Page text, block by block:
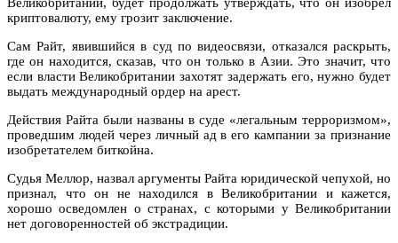
криптовалюту, ему грозит заключение.
Сам Райт, явившийся в суд по видеосвязи, отказался раскрыть,
где он находится, сказав, что он только в Азии. Это значит, что
если власти Великобритании захотят задержать его, нужно будет
выдать международный ордер на арест.
Действия Райта были названы в суде «легальным терроризмом»,
проведшим людей через личный ад в его кампании за признание
изобретателем биткойна.
Судья Меллор, назвал аргументы Райта юридической чепухой, но
признал, что он не находился в Великобритании и кажется,
хорошо осведомлен о странах, с которыми у Великобритании
нет договоренностей об экстрадиции.